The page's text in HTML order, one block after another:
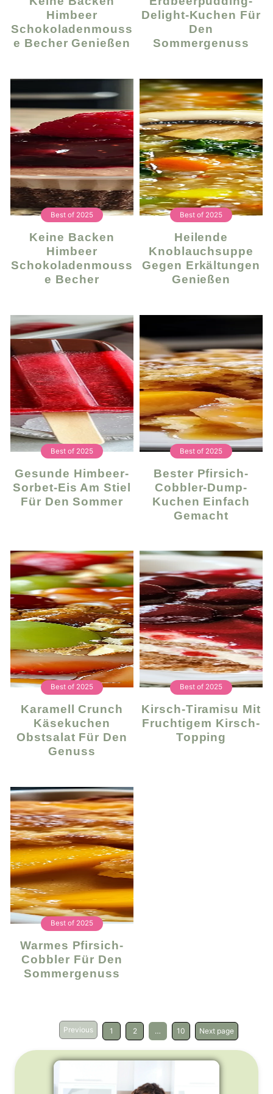
Himbeer
Schokoladenmouss
E Becher Genießen
Delight-Kuchen Für
Den
Sommergenuss
Best of 2025
Keine Backen
Himbeer
Schokoladenmouss
E Becher
Best of 2025
Heilende
Knoblauchsuppe
Gegen Erkältungen
Genießen
Best of 2025
Gesunde Himbeer-
Sorbet-Eis Am Stiel
Für Den Sommer
Best of 2025
Bester Pfirsich-
Cobbler-Dump-
Kuchen Einfach
Gemacht
Best of 2025
Karamell Crunch
Käsekuchen
Obstsalat Für Den
Genuss
Best of 2025
Kirsch-Tiramisu Mit
Fruchtigem Kirsch-
Topping
Best of 2025
Warmes Pfirsich-
Cobbler Für Den
Sommergenuss
Previous 1 2 … 10 Next page